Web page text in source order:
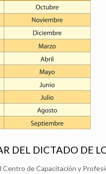
DEL DICTADO DE
Centro de Capacitación y